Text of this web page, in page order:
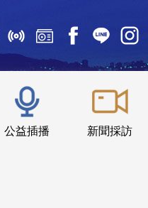
公益插播 新聞採訪